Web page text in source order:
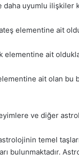
daha uyumlu ilişkiler
elementine ait
elementine ait
ait olan
ve diğer
temel
bulunmaktadır.